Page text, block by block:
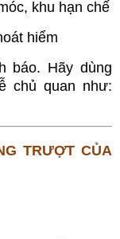
khu hạn chế
hiểm
báo. Hãy dùng
chủ quan như:
TRƯỢT CỦA